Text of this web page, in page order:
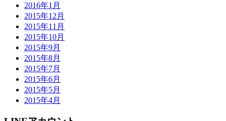
2016年1月
2015年12月
2015年11月
2015年10月
2015年9月
2015年8月
2015年7月
2015年6月
2015年5月
2015年4月